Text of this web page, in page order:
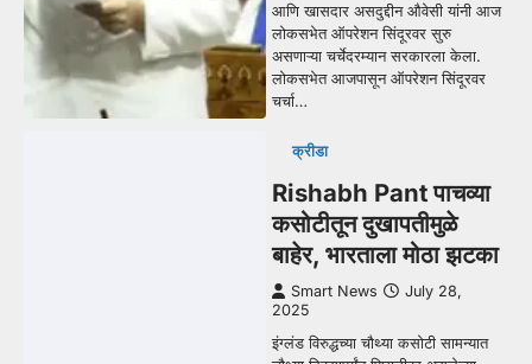
आणि खासदार असदुद्दीन औवेसी यांनी आज
लोकसभेत ऑपरेशन सिंदूरवर सुरु
असणाऱ्या चर्चेदरम्यान सरकारला केला.
लोकसभेत आजपासून ऑपरेशन सिंदूरवर
चर्चा…
क्रीडा
Rishabh Pant पाचव्या
कसोटीतून दुखापतीमुळे
बाहेर, भारताला मोठा झटका
Smart News
July 28,
2025
इंग्लंड विरुद्धच्या चौथ्या कसोटी सामन्यात